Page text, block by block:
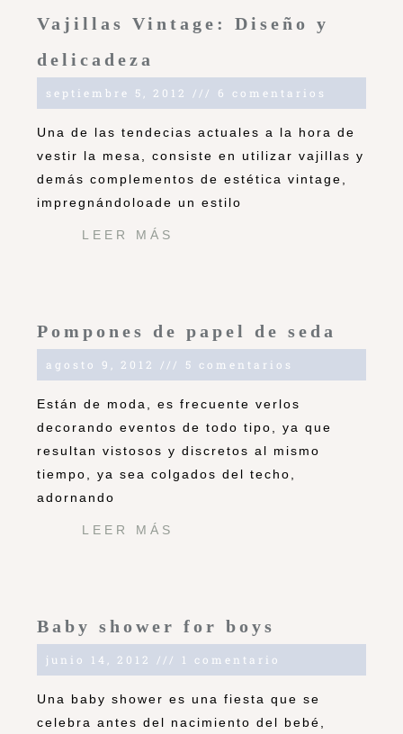
Vajillas Vintage: Diseño y
delicadeza
septiembre 5, 2012 6 comentarios
Una de las tendecias actuales a la hora de
vestir la mesa, consiste en utilizar vajillas y
demás complementos de estética vintage,
impregnándoloade un estilo
LEER MÁS
Pompones de papel de seda
agosto 9, 2012 5 comentarios
Están de moda, es frecuente verlos
decorando eventos de todo tipo, ya que
resultan vistosos y discretos al mismo
tiempo, ya sea colgados del techo,
adornando
LEER MÁS
Baby shower for boys
junio 14, 2012 1 comentario
Una baby shower es una fiesta que se
celebra antes del nacimiento del bebé,